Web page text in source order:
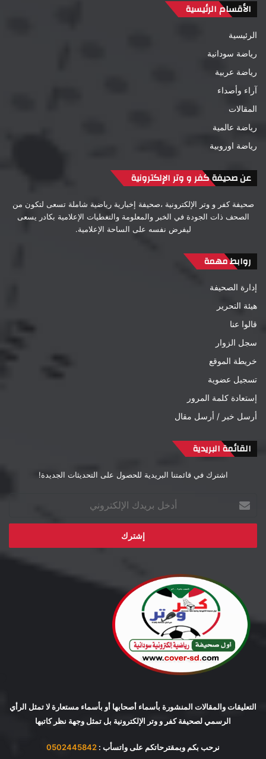
الأقسام الرئيسية
الرئيسية
رياضة سودانية
رياضة عربية
آراء وأصداء
المقالات
رياضة عالمية
رياضة اوروبية
عن صحيفة كفر و وتر الإلكترونية
صحيفة كفر و وتر الإلكترونية ،صحيفة إخبارية رياضية شاملة تسعى لتكون من
الصحف ذات الجودة في الخبر والمعلومة والتغطيات الإعلامية بكادر يسعى
ليفرض نفسه على الساحة الإعلامية.
روابط مهمة
إدارة الصحيفة
هيئة التحرير
قالوا عنا
سجل الزوار
خريطة الموقع
تسجيل عضوية
إستعادة كلمة المرور
أرسل خبر / أرسل مقال
القائمة البريدية
اشترك في قائمتنا البريدية للحصول على التحديثات الجديدة!
بريدك
الإلكتروني
التعليقات والمقالات المنشورة بأسماء أصحابها أو بأسماء مستعارة لا تمثل الرأي
الرسمي لصحيفة كفر و وتر الإلكترونية بل تمثل وجهة نظر كاتبها
نرحب بكم وبمقترحاتكم على واتسأب : 0502445842